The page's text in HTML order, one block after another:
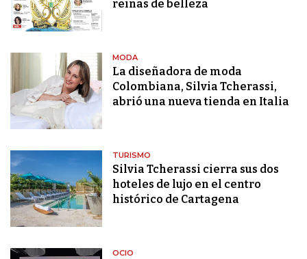
reinas de belleza
MODA
La diseñadora de moda
Colombiana, Silvia Tcherassi,
abrió una nueva tienda en Italia
TURISMO
Silvia Tcherassi cierra sus dos
hoteles de lujo en el centro
histórico de Cartagena
OCIO